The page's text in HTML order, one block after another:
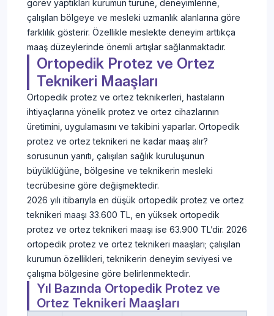
görev yaptıkları kurumun türüne, deneyimlerine,
çalışılan bölgeye ve mesleki uzmanlık alanlarına göre
farklılık gösterir. Özellikle meslekte deneyim arttıkça
maaş düzeylerinde önemli artışlar sağlanmaktadır.
Ortopedik Protez ve Ortez
Teknikeri Maaşları
Ortopedik protez ve ortez teknikerleri, hastaların
ihtiyaçlarına yönelik protez ve ortez cihazlarının
üretimini, uygulamasını ve takibini yaparlar. Ortopedik
protez ve ortez teknikeri ne kadar maaş alır?
sorusunun yanıtı, çalışılan sağlık kuruluşunun
büyüklüğüne, bölgesine ve teknikerin mesleki
tecrübesine göre değişmektedir.
2026 yılı itibarıyla en düşük ortopedik protez ve ortez
teknikeri maaşı 33.600 TL, en yüksek ortopedik
protez ve ortez teknikeri maaşı ise 63.900 TL’dir. 2026
ortopedik protez ve ortez teknikeri maaşları; çalışılan
kurumun özellikleri, teknikerin deneyim seviyesi ve
çalışma bölgesine göre belirlenmektedir.
Yıl Bazında Ortopedik Protez ve
Ortez Teknikeri Maaşları